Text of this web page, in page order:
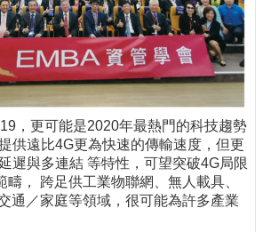
，更可能是2020年最熱門的科技趨勢
供遠比4G更為快速的傳輸速度，但更
遲與多連結 等特性，可望突破4G局限
， 跨足供工業物聯網、無人載具、
通／家庭等領域，很可能為許多產業